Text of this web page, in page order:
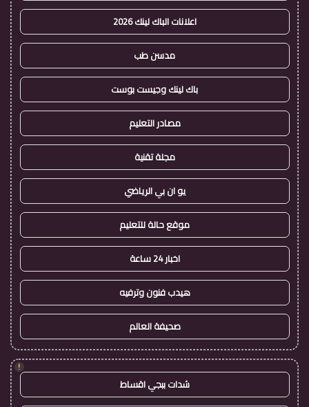
اعلانات الباك لينك 2026
مدسن طب
باك لينك وجيست بوست
مصادر التعليم
مجلة تقنية
يو ان بي الرياضي
موقع حالة للتعليم
اخبار 24 ساعة
هيدب فنون وترفيه
صحيفة العالم
!
شدات ببجي اقساط